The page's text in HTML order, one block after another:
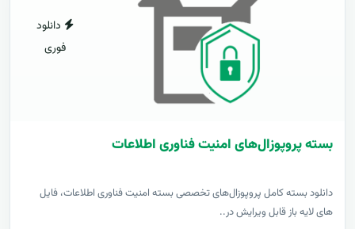
دانلود
فوری
بسته پروپوزال‌های امنیت فناوری اطلاعات
دانلود بسته کامل پروپوزال‌های تخصصی بسته امنیت فناوری اطلاعات، فایل
های لایه باز قابل ویرایش در..